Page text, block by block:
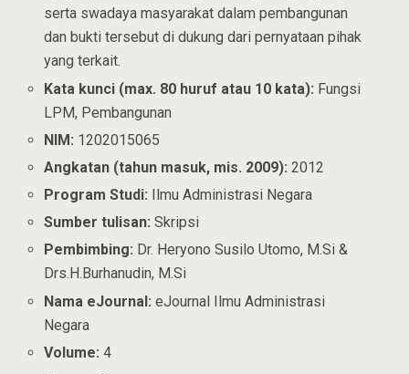
serta swadaya masyarakat dalam pembangunan
dan bukti tersebut di dukung dari pernyataan pihak
yang terkait.
Kata kunci (max. 80 huruf atau 10 kata): Fungsi
LPM, Pembangunan
NIM: 1202015065
Angkatan (tahun masuk, mis. 2009): 2012
Program Studi: Ilmu Administrasi Negara
Sumber tulisan: Skripsi
Pembimbing: Dr. Heryono Susilo Utomo, M.Si &
Drs.H.Burhanudin, M.Si
Nama eJournal: eJournal Ilmu Administrasi
Negara
Volume: 4